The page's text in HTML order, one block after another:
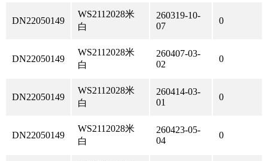
DN22050149
WS2112028米
白
260319-10-
07
0
DN22050149
WS2112028米
白
260407-03-
02
0
DN22050149
WS2112028米
白
260414-03-
01
0
DN22050149
WS2112028米
白
260423-05-
04
0